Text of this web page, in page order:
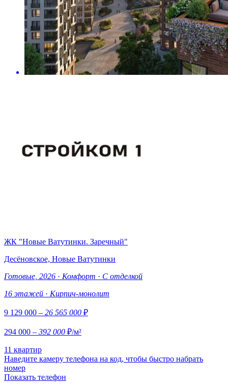
ЖК "Новые Ватутинки. Заречный"
Десёновское, Новые Ватутинки
Готовые, 2026 · Комфорт · С отделкой
16 этажей · Кирпич-монолит
9 129 000 – 26 565 000 ₽
294 000 – 392 000 ₽/м²
11 квартир
Наведите камеру телефона на код, чтобы быстро набрать
номер
Показать телефон